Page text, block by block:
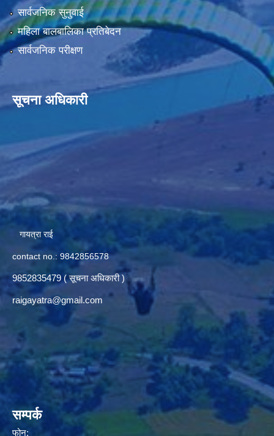
सार्वजनिक सुनुवाई
महिला बालबालिका प्रतिबेदन
सार्वजनिक परीक्षण
सूचना अधिकारी
गायत्रा राई
contact no.: 9842856578
9852835479 ( सूचना अधिकारी )
raigayatra@gmail.com
सम्पर्क
फोन: